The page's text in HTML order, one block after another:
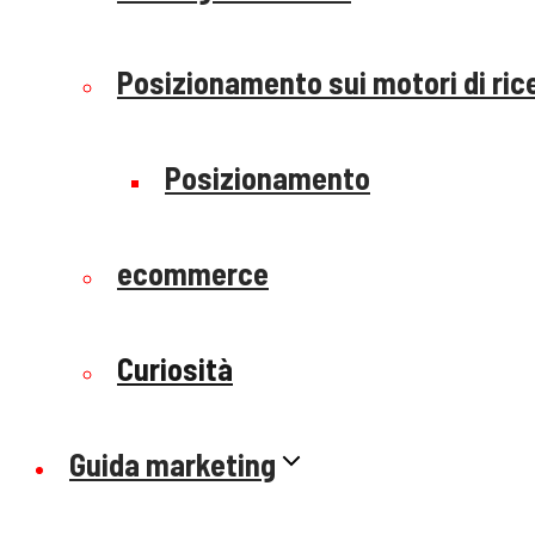
Posizionamento sui motori di
Posizionamento
ecommerce
Curiosità
Guida marketing